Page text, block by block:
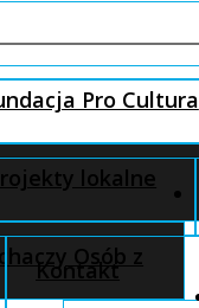
Pro Cultura
lokalne
Osób z
Kontakt